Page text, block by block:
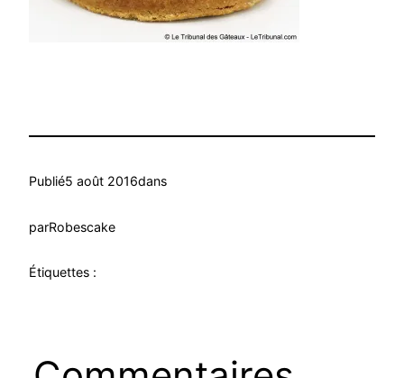
Publié5 août 2016dans
parRobescake
Étiquettes :